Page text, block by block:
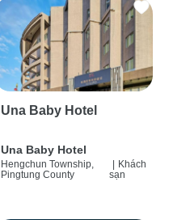
Una Baby Hotel
Una Baby Hotel
Hengchun Township,
Pingtung County
Khách
sạn